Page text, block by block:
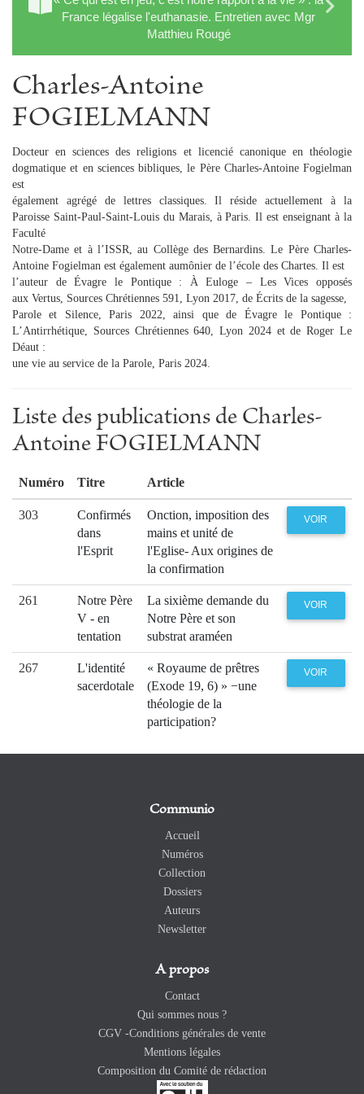
France légalise l'euthanasie. Entretien avec Mgr
Matthieu Rougé
Charles-Antoine
FOGIELMANN
Docteur en sciences des religions et licencié canonique en théologie
dogmatique et en sciences bibliques, le Père Charles-Antoine Fogielman
est
également agrégé de lettres classiques. Il réside actuellement à la
Paroisse Saint-Paul-Saint-Louis du Marais, à Paris. Il est enseignant à la
Faculté
Notre-Dame et à l’ISSR, au Collège des Bernardins. Le Père Charles-
Antoine Fogielman est également aumônier de l’école des Chartes. Il est
l’auteur de Évagre le Pontique : À Euloge – Les Vices opposés
aux Vertus, Sources Chrétiennes 591, Lyon 2017, de Écrits de la sagesse,
Parole et Silence, Paris 2022, ainsi que de Évagre le Pontique :
L’Antirrhétique, Sources Chrétiennes 640, Lyon 2024 et de Roger Le
Déaut :
une vie au service de la Parole, Paris 2024.
Liste des publications de Charles-
Antoine FOGIELMANN
Numéro Titre Article
303
Confirmés
dans
l'Esprit
Onction, imposition des
mains et unité de
l'Eglise- Aux origines de
la confirmation
VOIR
261
Notre Père
V - en
tentation
La sixième demande du
Notre Père et son
substrat araméen
VOIR
267
L'identité
sacerdotale
« Royaume de prêtres
(Exode 19, 6) » −une
théologie de la
participation?
VOIR
Communio
Accueil
Numéros
Collection
Dossiers
Auteurs
Newsletter
A propos
Contact
Qui sommes nous ?
CGV -Conditions générales de vente
Mentions légales
Composition du Comité de rédaction